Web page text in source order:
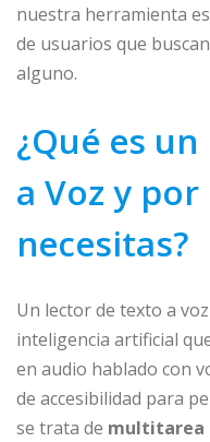
nuestra herramienta
de usuarios que
alguno.
¿Qué es
a Voz y
necesitas?
Un lector de texto a
inteligencia artificial
en audio hablado con
de accesibilidad para
se trata de multitarea